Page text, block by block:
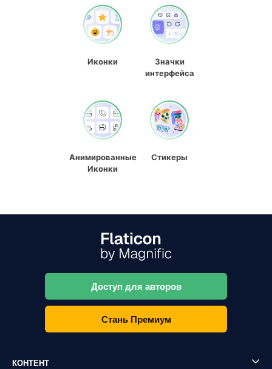
Иконки
Значки
интерфейса
Анимированные
Иконки
Стикеры
Доступ для авторов
Стань Премиум
КОНТЕНТ